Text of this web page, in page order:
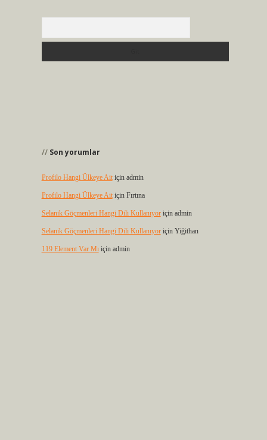
Son yorumlar
Profilo Hangi Ülkeye Aitiçin admin
Profilo Hangi Ülkeye Aitiçin Fırtına
Selanik Göçmenleri Hangi Dili Kullanıyoriçin admin
Selanik Göçmenleri Hangi Dili Kullanıyoriçin Yiğithan
119 Element Var Mıiçin admin